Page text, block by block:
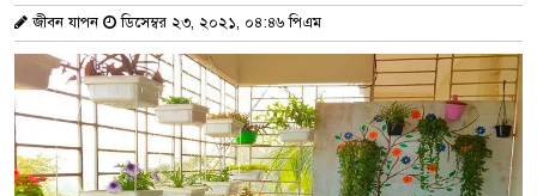
জীবন যাপন ডিসেম্বর ২৩, ২০২১, ০৪:৪৬ পিএম